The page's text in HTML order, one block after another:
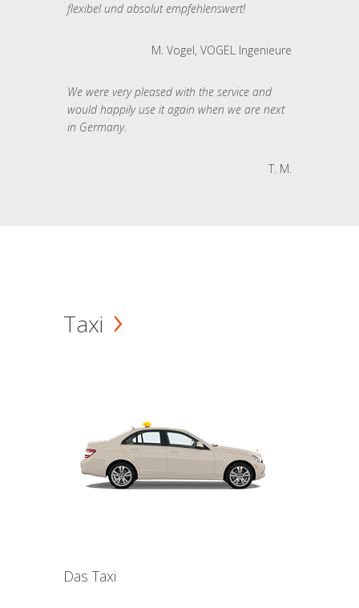
flexibel und absolut empfehlenswert!
M. Vogel, VOGEL Ingenieure
We were very pleased with the service and
would happily use it again when we are next
in Germany.
T. M.
Taxi
Das Taxi